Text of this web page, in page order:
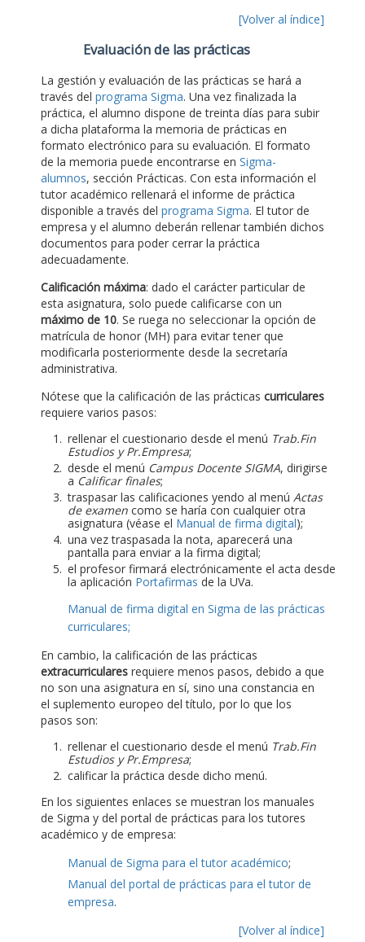
[Volver al índice]
Evaluación de las prácticas
La gestión y evaluación de las prácticas se hará a
través del programa Sigma. Una vez finalizada la
práctica, el alumno dispone de treinta días para subir
a dicha plataforma la memoria de prácticas en
formato electrónico para su evaluación. El formato
de la memoria puede encontrarse en Sigma-
alumnos, sección Prácticas. Con esta información el
tutor académico rellenará el informe de práctica
disponible a través del programa Sigma. El tutor de
empresa y el alumno deberán rellenar también dichos
documentos para poder cerrar la práctica
adecuadamente.
Calificación máxima: dado el carácter particular de
esta asignatura, solo puede calificarse con un
máximo de 10. Se ruega no seleccionar la opción de
matrícula de honor (MH) para evitar tener que
modificarla posteriormente desde la secretaría
administrativa.
Nótese que la calificación de las prácticas curriculares
requiere varios pasos:
rellenar el cuestionario desde el menú Trab.Fin
Estudios y Pr.Empresa;
desde el menú Campus Docente SIGMA, dirigirse
a Calificar finales;
traspasar las calificaciones yendo al menú Actas
de examen como se haría con cualquier otra
asignatura (véase el Manual de firma digital);
una vez traspasada la nota, aparecerá una
pantalla para enviar a la firma digital;
el profesor firmará electrónicamente el acta desde
la aplicación Portafirmas de la UVa.
Manual de firma digital en Sigma de las prácticas
curriculares;
En cambio, la calificación de las prácticas
extracurriculares requiere menos pasos, debido a que
no son una asignatura en sí, sino una constancia en
el suplemento europeo del título, por lo que los
pasos son:
rellenar el cuestionario desde el menú Trab.Fin
Estudios y Pr.Empresa;
calificar la práctica desde dicho menú.
En los siguientes enlaces se muestran los manuales
de Sigma y del portal de prácticas para los tutores
académico y de empresa:
Manual de Sigma para el tutor académico;
Manual del portal de prácticas para el tutor de
empresa.
[Volver al índice]